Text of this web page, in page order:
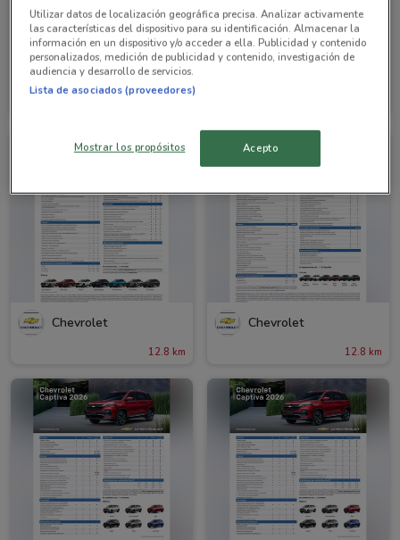
Chevrolet
Chevrolet
12.8 km
Chevrolet
12.8 km
Utilizar datos de localización geográfica precisa. Analizar activamente
las características del dispositivo para su identificación. Almacenar la
información en un dispositivo y/o acceder a ella. Publicidad y contenido
personalizados, medición de publicidad y contenido, investigación de
audiencia y desarrollo de servicios.
Lista de asociados (proveedores)
Mostrar los propósitos Acepto